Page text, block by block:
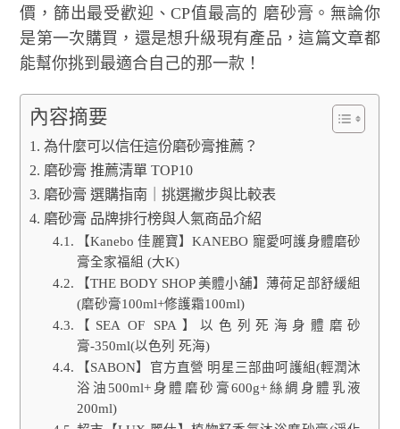
價，篩出最受歡迎、CP值最高的 磨砂膏。無論你
是第一次購買，還是想升級現有產品，這篇文章都
能幫你挑到最適合自己的那一款！
內容摘要
為什麼可以信任這份磨砂膏推薦？
磨砂膏 推薦清單 TOP10
磨砂膏 選購指南｜挑選撇步與比較表
磨砂膏 品牌排行榜與人氣商品介紹
【Kanebo 佳麗寶】KANEBO 寵愛呵護身體磨砂
膏全家福組 (大K)
【THE BODY SHOP 美體小舖】薄荷足部舒緩組
(磨砂膏100ml+修護霜100ml)
【SEA OF SPA】以色列死海身體磨砂
膏-350ml(以色列 死海)
【SABON】官方直營 明星三部曲呵護組(輕潤沐
浴油500ml+身體磨砂膏600g+絲綢身體乳液
200ml)